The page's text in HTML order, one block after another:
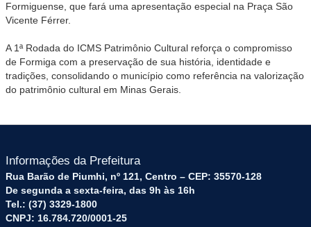
Formiguense, que fará uma apresentação especial na Praça São
Vicente Férrer.
A 1ª Rodada do ICMS Patrimônio Cultural reforça o compromisso
de Formiga com a preservação de sua história, identidade e
tradições, consolidando o município como referência na valorização
do patrimônio cultural em Minas Gerais.
Informações da Prefeitura
Rua Barão de Piumhi, nº 121, Centro – CEP: 35570-128
De segunda a sexta-feira, das 9h às 16h
Tel.: (37) 3329-1800
CNPJ: 16.784.720/0001-25